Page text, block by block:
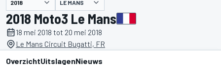
gepresenteerd door LE MANS
2018 Moto3 Le Mans
18 mei 2018 tot 20 mei 2018
Le Mans Circuit Bugatti, FR
OverzichtUitslagenNieuws